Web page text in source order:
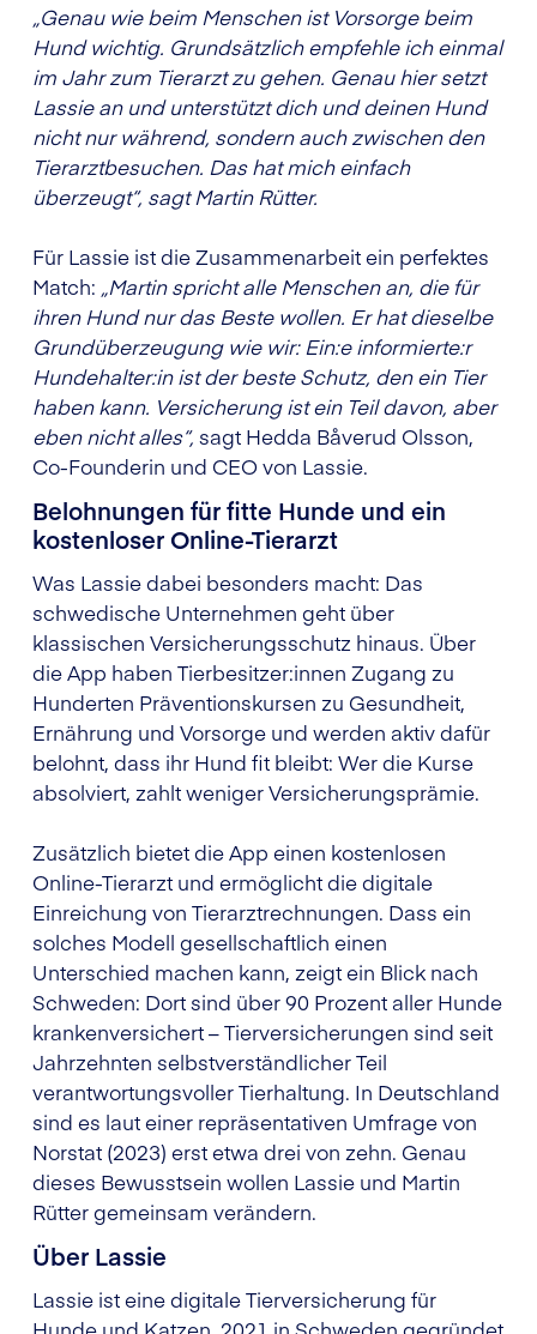
„Genau wie beim Menschen ist Vorsorge beim
Hund wichtig. Grundsätzlich empfehle ich einmal
im Jahr zum Tierarzt zu gehen. Genau hier setzt
Lassie an und unterstützt dich und deinen Hund
nicht nur während, sondern auch zwischen den
Tierarztbesuchen. Das hat mich einfach
überzeugt“, sagt Martin Rütter.
Für Lassie ist die Zusammenarbeit ein perfektes
Match: „Martin spricht alle Menschen an, die für
ihren Hund nur das Beste wollen. Er hat dieselbe
Grundüberzeugung wie wir: Ein:e informierte:r
Hundehalter:in ist der beste Schutz, den ein Tier
haben kann. Versicherung ist ein Teil davon, aber
eben nicht alles“, sagt Hedda Båverud Olsson,
Co-Founderin und CEO von Lassie.
Belohnungen für fitte Hunde und ein
kostenloser Online-Tierarzt
Was Lassie dabei besonders macht: Das
schwedische Unternehmen geht über
klassischen Versicherungsschutz hinaus. Über
die App haben Tierbesitzer:innen Zugang zu
Hunderten Präventionskursen zu Gesundheit,
Ernährung und Vorsorge und werden aktiv dafür
belohnt, dass ihr Hund fit bleibt: Wer die Kurse
absolviert, zahlt weniger Versicherungsprämie.
Zusätzlich bietet die App einen kostenlosen
Online-Tierarzt und ermöglicht die digitale
Einreichung von Tierarztrechnungen. Dass ein
solches Modell gesellschaftlich einen
Unterschied machen kann, zeigt ein Blick nach
Schweden: Dort sind über 90 Prozent aller Hunde
krankenversichert – Tierversicherungen sind seit
Jahrzehnten selbstverständlicher Teil
verantwortungsvoller Tierhaltung. In Deutschland
sind es laut einer repräsentativen Umfrage von
Norstat (2023) erst etwa drei von zehn. Genau
dieses Bewusstsein wollen Lassie und Martin
Rütter gemeinsam verändern.
Über Lassie
Lassie ist eine digitale Tierversicherung für